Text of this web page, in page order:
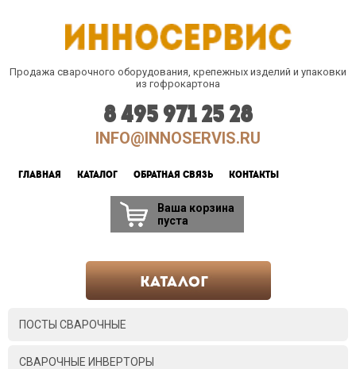
Продажа сварочного оборудования, крепежных изделий и упаковки
из гофрокартона
8 495 971 25 28
INFO@INNOSERVIS.RU
ГЛАВНАЯ КАТАЛОГ ОБРАТНАЯ СВЯЗЬ КОНТАКТЫ
Ваша корзина
пуста
ПОСТЫ СВАРОЧНЫЕ
СВАРОЧНЫЕ ИНВЕРТОРЫ